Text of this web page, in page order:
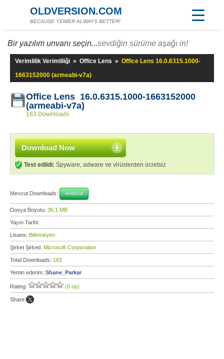
OLDVERSION.COM
BECAUSE YENİER ALWAYS BETTER!
Bir yazılım unvanı seçin...sevdiğin sürüme aşağı in!
Verimlilik Verimliliği » Office Lens » Office Lens 16.0.6315.1000-
1663152000 (armeabi-v7a)
Office Lens 16.0.6315.1000-1663152000
(armeabi-v7a)
163 Downloads
Download Now
Test edildi: Spyware, adware ve virüslerden ücretsiz
Mevcut Downloads: Android
Dosya Boyutu: 36,1 MB
Yayın Tarihi:
Lisans: Bilinmeyen
Şirket Şirketi: Microsoft Corporation
Total Downloads: 163
Yemin ederim: Shane_Parkar
Rating: (0 oy)
Share: